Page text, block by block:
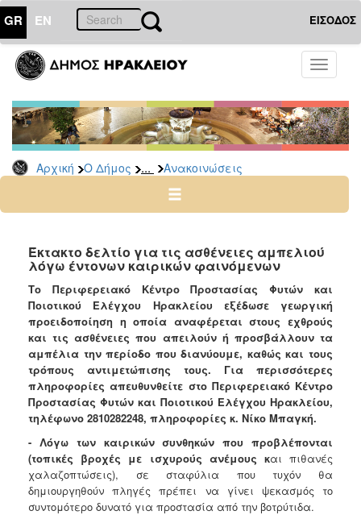
GR EN ΕΙΣΟΔΟΣ
Toggle
Αρχική Ο Δήμος ... Ανακοινώσεις
ΔΗΜΟΣ
Υπηρεσίες
&
Φορείς
Δημοτικές
Υπηρεσίες
Ηλεκτρονική
Διακυβέρνηση
Σχολικές
Επιτροπές
Αγροτική
Ανάπτυξη
Ανακοινώσεις
Προγράμματα
Προσχολική
Αγωγή
Κοιμητήρια
Κέντρο
Οικογένειας
Έκτακτο δελτίο για τις ασθένειες αμπελιού
λόγω έντονων καιρικών φαινόμενων
Το Περιφερειακό Κέντρο Προστασίας Φυτών και
Ποιοτικού Ελέγχου Ηρακλείου εξέδωσε γεωργική
προειδοποίηση η οποία αναφέρεται στους εχθρούς
και τις ασθένειες που απειλούν ή προσβάλλουν τα
αμπέλια την περίοδο που διανύουμε, καθώς και τους
τρόπους αντιμετώπισης τους. Για περισσότερες
πληροφορίες απευθυνθείτε στο Περιφερειακό Κέντρο
Προστασίας Φυτών και Ποιοτικού Ελέγχου Ηρακλείου,
τηλέφωνο 2810282248, πληροφορίες κ. Νίκο Μπαγκή.
- Λόγω των καιρικών συνθηκώνπουπροβλέπονται
(τοπικές βροχές με ισχυρούς ανέμους και πιθανές
χαλαζοπτώσεις), σε σταφύλια που τυχόν θα
δημιουργηθούν πληγές πρέπει να γίνει ψεκασμός το
συντομότερο δυνατό για προστασία από την βοτρύτιδα.